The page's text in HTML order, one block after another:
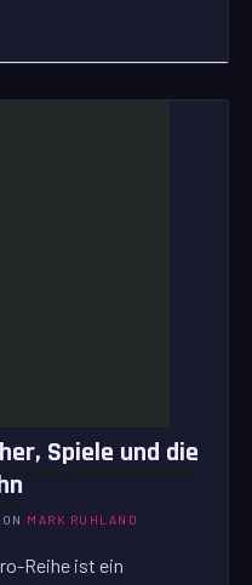
Spiele und die
MARK RUHLAND
Reihe ist ein